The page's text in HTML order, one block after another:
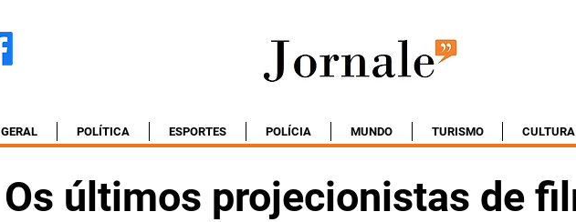
GERAL POLÍTICA ESPORTES POLÍCIA MUNDO TURISMO CULTURA
Os últimos projecionistas de